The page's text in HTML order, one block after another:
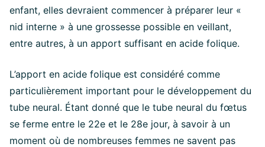
enfant, elles devraient commencer à préparer leur «
nid interne » à une grossesse possible en veillant,
entre autres, à un apport suffisant en acide folique.
L’apport en acide folique est considéré comme
particulièrement important pour le développement du
tube neural. Étant donné que le tube neural du fœtus
se ferme entre le 22e et le 28e jour, à savoir à un
moment où de nombreuses femmes ne savent pas